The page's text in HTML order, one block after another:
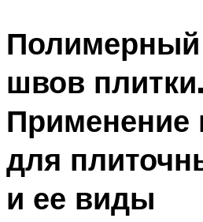
Полимерный
швов плитки.
Применение
для
и ее виды